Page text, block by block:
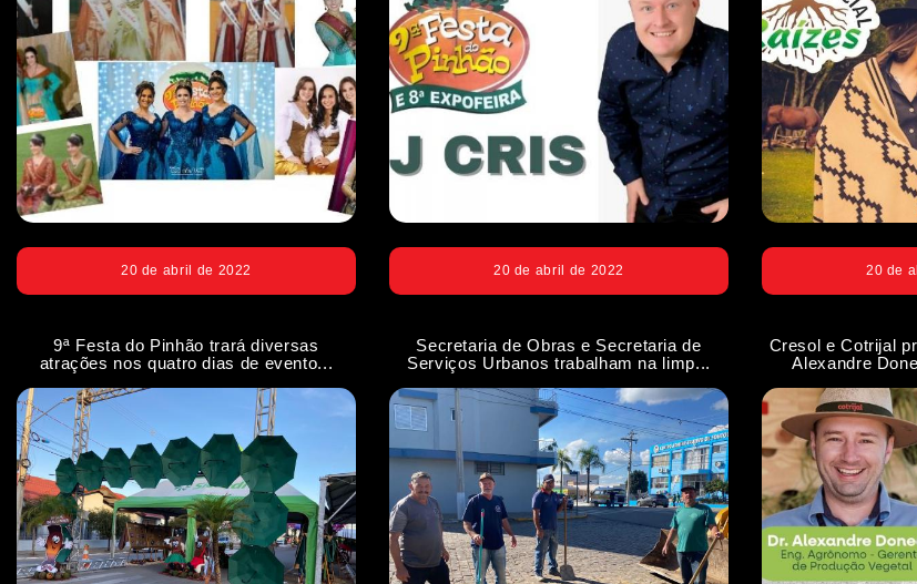
20 de abril de 2022 20 de abril de 2022 20 de
9ª Festa do Pinhão trará diversas
atrações nos quatro dias de evento...
Secretaria de Obras e Secretaria de
Serviços Urbanos trabalham na limp...
Cresol e Cotrijal
Alexandre